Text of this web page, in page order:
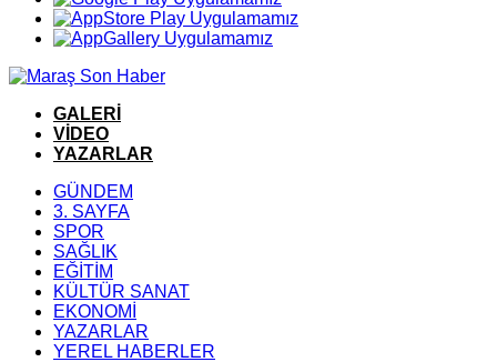
GALERİ
VİDEO
YAZARLAR
GÜNDEM
3. SAYFA
SPOR
SAĞLIK
EĞİTİM
KÜLTÜR SANAT
EKONOMİ
YAZARLAR
YEREL HABERLER